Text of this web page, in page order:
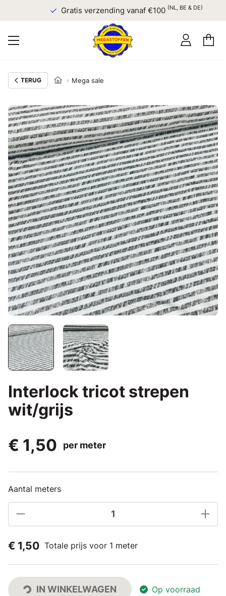
Gratis verzending vanaf €100(NL, BE & DE)
TERUG Mega sale
Interlock tricot strepen
wit/grijs
€ 1,50
per meter
Aantal meters
€ 1,50 Totale prijs voor 1 meter
IN WINKELWAGEN Op voorraad